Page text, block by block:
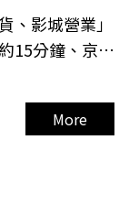
、影城營業」
15分鐘、京站
More